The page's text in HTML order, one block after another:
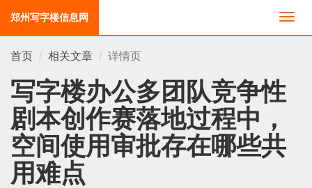
切
换
郑州写字楼信息网
首页 相关文章 详情页
写字楼办公多团队竞争性
剧本创作赛落地过程中，
空间使用审批存在哪些共
用难点